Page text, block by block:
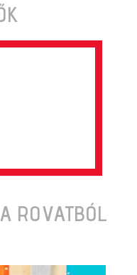
ROVATBÓL